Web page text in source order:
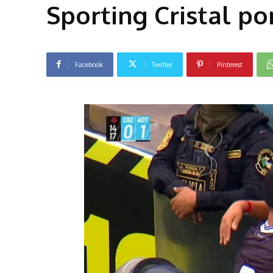
Sporting Cristal
Facebook Twitter Pinterest